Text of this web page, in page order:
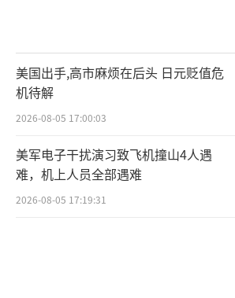
美国出手,高市麻烦在后头 日元贬值危
机待解
2026-08-05 17:00:03
美军电子干扰演习致飞机撞山4人遇
难，机上人员全部遇难
2026-08-05 17:19:31